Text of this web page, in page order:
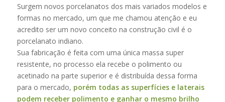
Surgem novos porcelanatos dos mais variados modelos e
formas no mercado, um que me chamou atenção e eu
acredito ser um novo conceito na construção civil é o
porcelanato indiano.
Sua fabricação é feita com uma única massa super
resistente, no processo ela recebe o polimento ou
acetinado na parte superior e é distribuída dessa forma
para o mercado, porém todas as superfícies e laterais
podem receber polimento e ganhar o mesmo brilho